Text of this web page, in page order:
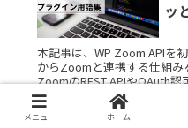
ッ
本記事は、WP Zoom APIを
からZoomと連携する仕組み
ZoomのREST APIやOAuth
明します。読み終えるころに
メニュー ホーム